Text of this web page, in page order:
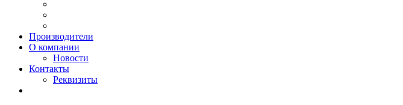
Производители
О компании
Новости
Контакты
Реквизиты